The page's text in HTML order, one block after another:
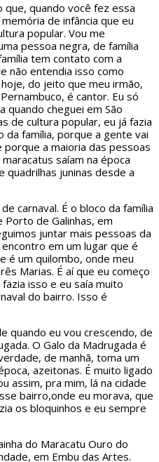
que, quando você fez essa
de infância que eu
popular. Vou me
pessoa negra, de família
tem contato com a
não entendia isso como
do jeito que meu irmão,
é cantor. Eu só
cheguei em São
de cultura popular, eu já fazia
família, porque a gente vai
a maioria das pessoas
saíam na época
quadrilhas juninas desde a
carnaval. É o bloco da família
Porto de Galinhas, em
juntar mais pessoas da
em um lugar que é
é um quilombo, onde meu
Marias. É aí que eu começo
isso e eu saía muito
do bairro. Isso é
quando eu vou crescendo, de
O Galo da Madrugada é
de manhã, toma um
azeitonas. É muito ligado
assim, pra mim, lá na cidade
bairro,onde eu morava, que
os bloquinhos e eu sempre